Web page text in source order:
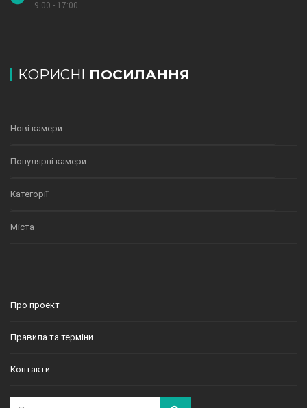
9:00 - 17:00
КОРИСНІ ПОСИЛАННЯ
Нові камери
Популярні камери
Категорії
Міста
Про проект
Правила та терміни
Контакти